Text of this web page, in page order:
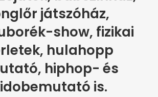
játszóház,
show, fizikai
hulahopp
hiphop- és
is.